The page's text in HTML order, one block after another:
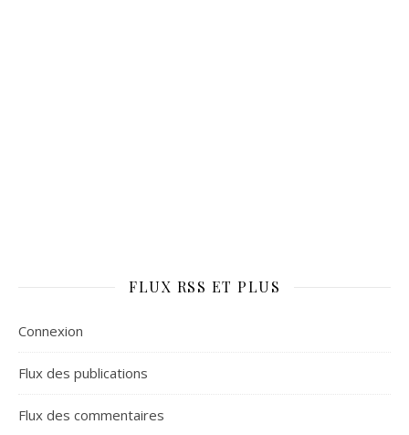
FLUX RSS ET PLUS
Connexion
Flux des publications
Flux des commentaires